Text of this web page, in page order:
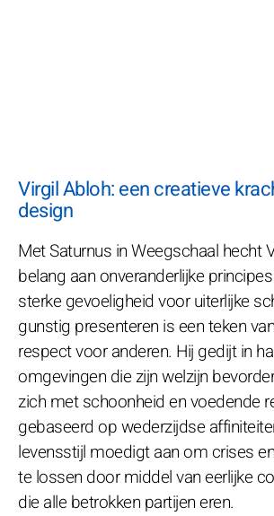
Virgil Abloh: een creatieve
design
Met Saturnus in Weegschaal hecht
belang aan onveranderlijke
sterke gevoeligheid voor uiterlijke
gunstig presenteren is een teken
respect voor anderen. Hij gedijt in
omgevingen die zijn welzijn
zich met schoonheid en voedende
gebaseerd op wederzijdse
levensstijl moedigt aan om crises
te lossen door middel van eerlijke
die alle betrokken partijen eren.